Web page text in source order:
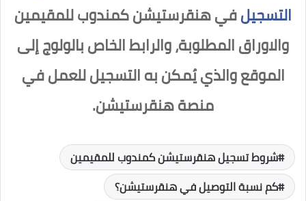
التسجيلفي هنقرستيشن كمندوب للمقيمين
والاوراق المطلوبة، والرابط الخاص بالولوج إلى
الموقع والذي يُمكن به التسجيل للعمل في
منصة هنقرستيشن.
شروط تسجيل هنقرستيشن كمندوب للمقيمين
كم نسبة التوصيل في هنقرستيشن؟